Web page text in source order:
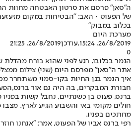
ה"סאן" פרסם את סרטון האבטחה מחוות
של הפעוט • האב: "הבטיחות במקום
בכלוב במבוק"
מערכת היום
26/8/2019, 15:24
,עודכן26/8/2019, 21:25
0
הנמר בכלובו, רגע לפני שהוא בורח
אתר ה"סאן" מפרסם היום (שני) צילום
איך הנמר בגן החיות בקו-סמוי משתחרר
חבורת המבקרים, בה היה גם אור ברנס,
ברנס, פעוט בן כשנתיים, נחבל קשות
חולים מקומי באי והשבוע הגיע לארץ. מצבו
מחתכים בפניו.
רפי ברנס אביו של הפעוט, אמר: "אנחנו